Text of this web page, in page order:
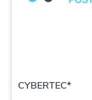
CYBERTEC*